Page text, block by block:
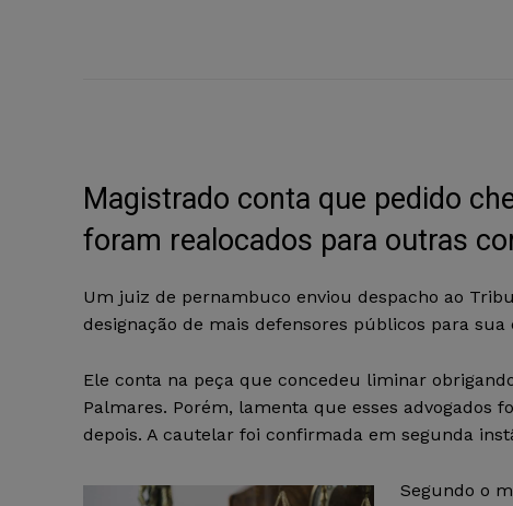
Magistrado conta que pedido
foram realocados para outras
Um juiz de pernambuco enviou despacho ao
designação de mais defensores públicos para sua
Ele conta na peça que concedeu liminar
Palmares. Porém, lamenta que esses advogados
depois. A cautelar foi confirmada em segunda
Segundo o